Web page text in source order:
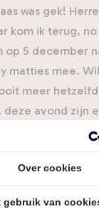
was gek!
kom ik terug, no
op 5 december
matties mee.
meer
avond zijn
en
daar wil ik bij
te kopen a
aan en ik zie
Over cookies
gebruik van